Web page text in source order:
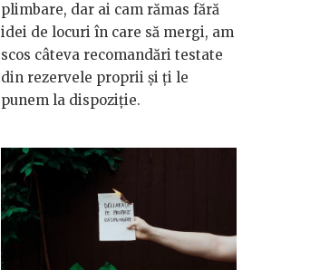
plimbare, dar ai cam rămas fără
idei de locuri în care să mergi, am
scos câteva recomandări testate
din rezervele proprii și ți le
punem la dispoziție.